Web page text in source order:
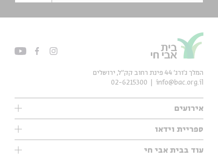
אירועים
עיון
אנגלית
ספריית וידאו
ילדים
מוזיקה
עוד בבית אבי חי
המלך ג'ורג' 44 פינת רחוב קק״ל, ירושלים
info@bac.org.il
02-6215300